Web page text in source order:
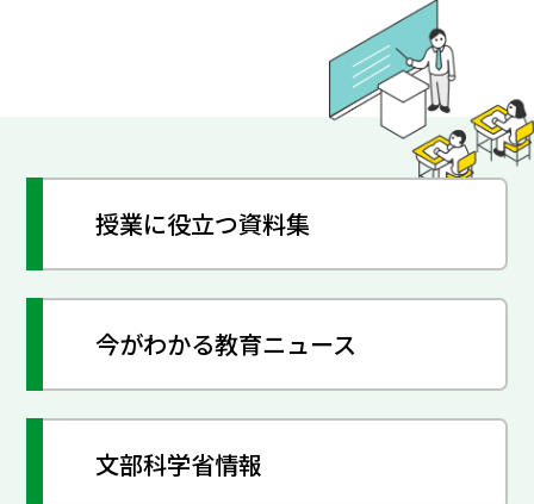
授業に役立つ資料集
今がわかる教育ニュース
文部科学省情報